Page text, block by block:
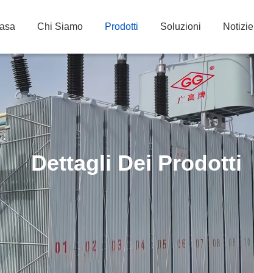
Chi Siamo Prodotti Soluzioni Notizie
Dettagli Dei Prodotti